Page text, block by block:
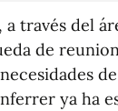
través del
de
ya ha